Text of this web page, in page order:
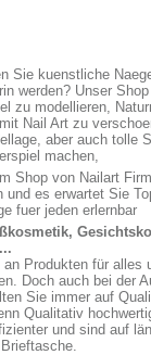
Sie kuenstliche
werden? Unser
zu modellieren,
Nail Art zu
aber auch tolle
machen,
Shop von Nailart
und es erwartet Sie
fuer jeden erlernbar
Produkten für alles
Doch auch bei der
Sie immer auf
Qualitativ
und sind auf